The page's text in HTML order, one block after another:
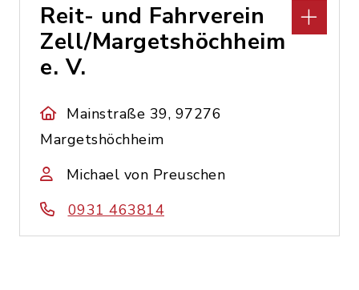
Reit- und Fahrverein
Zell/Margetshöchheim
e. V.
Mainstraße 39, 97276
Margetshöchheim
Michael von Preuschen
0931 463814